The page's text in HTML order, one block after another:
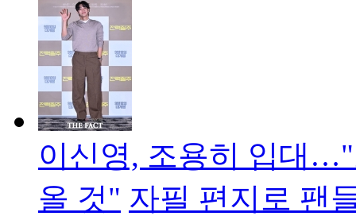
이신영, 조용히 입대
올 것" 자필 편지로 팬